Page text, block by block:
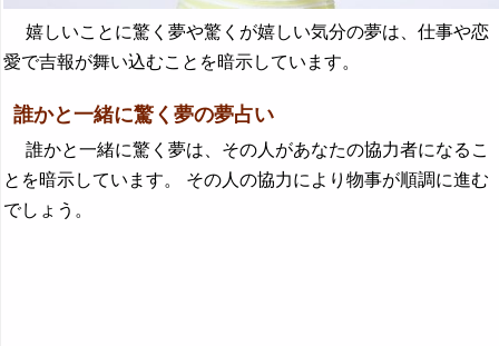
嬉しいことに驚く夢や驚くが嬉しい気分の夢は、仕事や恋
愛で吉報が舞い込むことを暗示しています。
誰かと一緒に驚く夢の夢占い
誰かと一緒に驚く夢は、その人があなたの協力者になるこ
とを暗示しています。 その人の協力により物事が順調に進む
でしょう。